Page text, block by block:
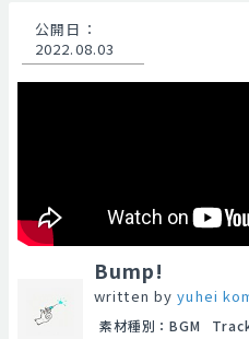
公開日 ：
2022.08.03
Bump!
written byyuhei
素材種別 ： BGM